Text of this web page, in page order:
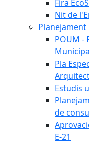
Fira
Nit de
POUM -
Pla
Estudis
de
E-21